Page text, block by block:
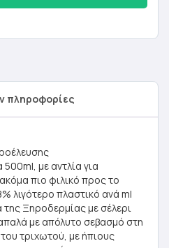
πληροφορίες
με αντλία για
πιο φιλικό προς το
λιγότερο πλαστικό ανά ml
Ξηροδερμίας με σέλερι
με απόλυτο σεβασμό στη
τριχωτού, με ήπιους